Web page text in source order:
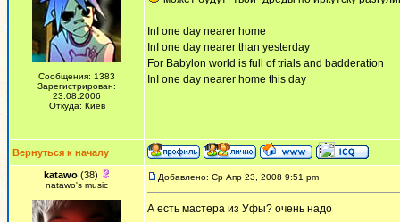
Сообщения: 1383
Зарегистрирован:
23.08.2006
Откуда: Киев
InI one day nearer home
InI one day nearer than yesterday
For Babylon world is full of trials and badderation
InI one day nearer home this day
Вернуться к началу
katawo(38)
natawo's music
Добавлено: Ср Апр 23, 2008 9:51 pm
А есть мастера из Уфы? очень надо